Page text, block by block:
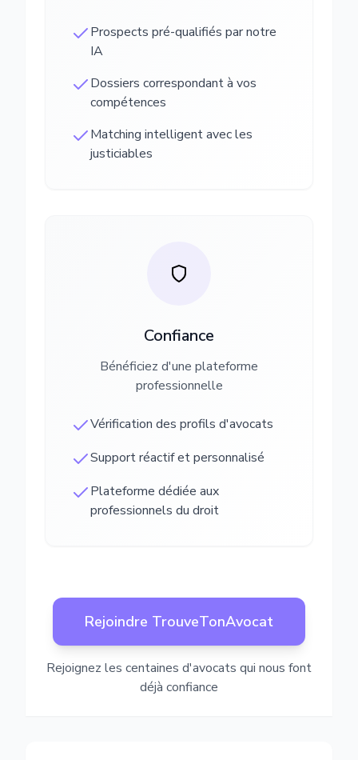
Prospects pré-qualifiés par notre
IA
Dossiers correspondant à vos
compétences
Matching intelligent avec les
justiciables
Confiance
Bénéficiez d'une plateforme
professionnelle
Vérification des profils d'avocats
Support réactif et personnalisé
Plateforme dédiée aux
professionnels du droit
Rejoindre TrouveTonAvocat
Rejoignez les centaines d'avocats qui nous font
déjà confiance